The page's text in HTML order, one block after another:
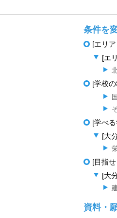
条件を
[エリ
[エ
[学校
[学べ
[大
[目指
[大
資料・